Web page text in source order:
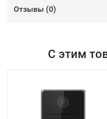
Отзывы (0)
С этим